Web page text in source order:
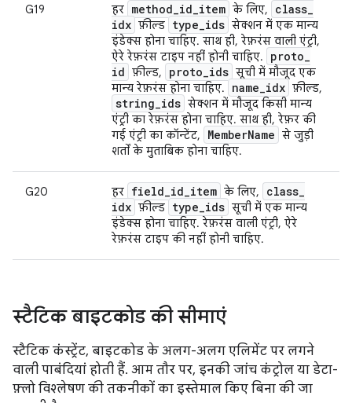
G19 हर method_id_item के लिए, class_
idx फ़ील्ड type_ids सेक्शन में एक मान्य
इंडेक्स होना चाहिए. साथ ही, रेफ़रंस वाली एंट्री,
ऐरे रेफ़रंस टाइप नहीं होनी चाहिए.
proto_
id फ़ील्ड, proto_ids सूची में मौजूद एक
मान्य रेफ़रंस होना चाहिए.
name_idx फ़ील्ड,
string_ids सेक्शन में मौजूद किसी मान्य
एंट्री का रेफ़रंस होना चाहिए. साथ ही, रेफ़र की
गई एंट्री का कॉन्टेंट,
MemberName से जुड़ी
शर्तों के मुताबिक होना चाहिए.
G20 हर field_id_item के लिए, class_
idx फ़ील्ड type_ids सूची में एक मान्य
इंडेक्स होना चाहिए. रेफ़रंस वाली एंट्री, ऐरे
रेफ़रंस टाइप की नहीं होनी चाहिए.
स्टैटिक बाइटकोड की सीमाएं
स्टैटिक कंस्ट्रेंट, बाइटकोड के अलग-अलग एलिमेंट पर लगने
वाली पाबंदियां होती हैं. आम तौर पर, इनकी जांच कंट्रोल या डेटा-
फ़्लो विश्लेषण की तकनीकों का इस्तेमाल किए बिना की जा